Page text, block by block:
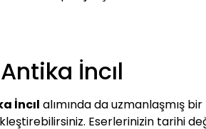
İncıl
İncıl alımında da uzmanlaşmış
Eserlerinizin tarihi